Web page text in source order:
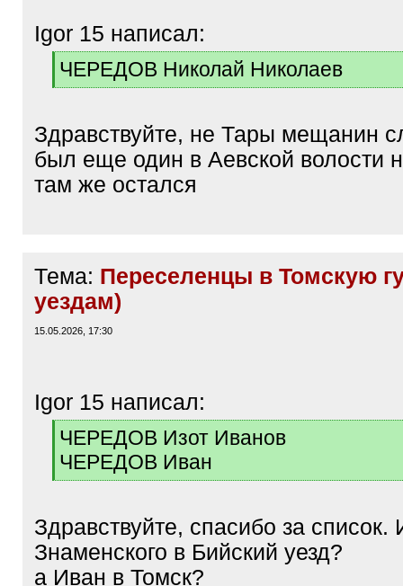
Igor 15 написал:
[ЧЕРЕДОВ Николай Николаев
[
]
Здравствуйте, не Тары мещанин
был еще один в Аевской волости
там же остался
Тема: Переселенцы в Томскую
уездам)
15.05.2026, 17:30
Igor 15 написал:
[
]
ЧЕРЕДОВ Изот Иванов
ЧЕРЕДОВ Иван
[
]
Здравствуйте, спасибо за список.
Знаменского в Бийский уезд?
а Иван в Томск?